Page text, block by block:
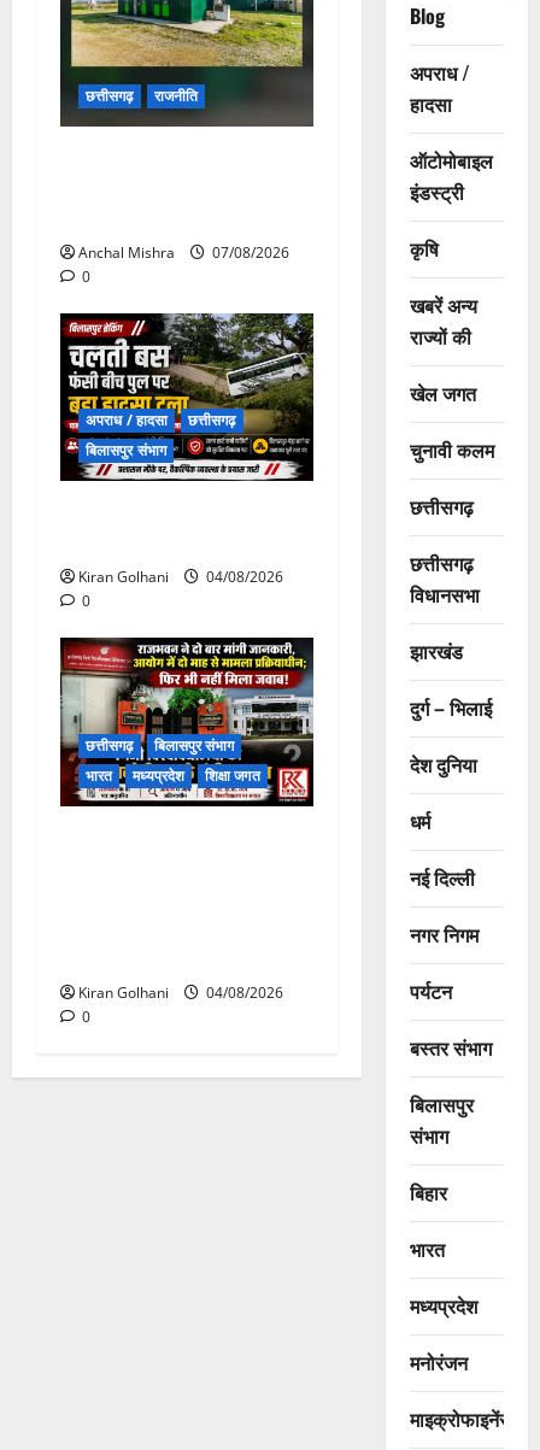
छत्तीसगढ़ राजनीति
Anchal Mishra
07/08/2026
0
अपराध / हादसा
छत्तीसगढ़
बिलासपुर संभाग
Kiran Golhani
04/08/2026
0
छत्तीसगढ़
बिलासपुर संभाग
भारत
मध्यप्रदेश शिक्षा जगत
Kiran Golhani
04/08/2026
0
Blog
अपराध /
हादसा
ऑटोमोबाइल
इंडस्ट्री
कृषि
खबरें अन्य
राज्यों की
खेल जगत
चुनावी कलम
छत्तीसगढ़
छत्तीसगढ़
विधानसभा
झारखंड
दुर्ग – भिलाई
देश दुनिया
धर्म
नई दिल्ली
नगर निगम
पर्यटन
बस्तर संभाग
बिलासपुर
संभाग
बिहार
भारत
मध्यप्रदेश
मनोरंजन
माइक्रोफाइनेंस